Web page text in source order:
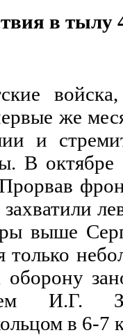
в тылу
же
и
В октябре
захватили
выше
только
И.Г.
в 6-7